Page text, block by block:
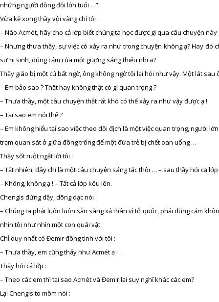
những người đồng đội lớn tuổi …”
Vừa kể xong thầy vội vàng chỉ tôi :
– Nào Acmét, hãy cho cả lớp biết chúng ta học được gì qua câu chuyện này
– Nhưng thưa thầy, sự việc có xảy ra như trong chuyện không ạ? Hay
sự hi sinh, dũng cảm của một guơng sáng thiếu nhi ạ?
Thầy giáo bị một cú bất ngờ, ông không ngờ tôi lại hỏi như vậy. Một lát sau
– Em bảo sao ? Thật hay không thật có gì quan trọng ?
– Thưa thầy, một câu chuyện thật rất khó có thể xảy ra như vậy được ạ !
– Tại sao em nói thế ?
– Em không hiểu tại sao việc theo dõi địch là một việc quan trọng, người
trạm quan sát ở giữa đồng trống để một đứa trẻ bị chết oan uổng …
Thầy sốt ruột ngắt lời tôi :
– Tất nhiên, đây chỉ là một câu chuyện sáng tác thôi … – sau thầy hỏi cả
– Không, không ạ ! – Tất cả lớp kêu lên.
Chengis đứng dậy, dõng dạc nói :
– Chúng ta phải luôn luôn sẵn sàng xả thân vì tổ quốc, phải dũng cảm
nhìn tôi như nhìn một con quái vật.
Chỉ duy nhất có Đemir đồng tình với tôi :
– Thưa thầy, em cũng thấy như Acmét ạ ! …
Thầy hỏi cả lớp :
– Theo các em thì tại sao Acmét và Đemir lại suy nghĩ khác các em?
Lại Chengis to mồm nói :